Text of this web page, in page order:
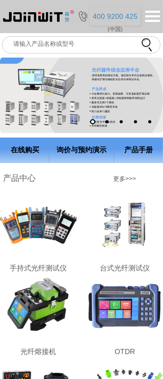
400 9200 425
(中国)
产品手册
询价与预约演示
在线购买
产品中心 更多>>>
台式光纤测试仪
手持式光纤测试仪
OTDR
光纤熔接机